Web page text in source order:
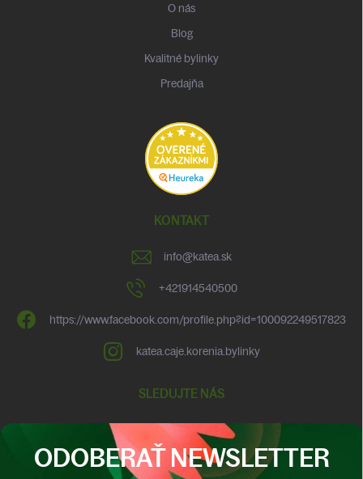
O nás
Blog
Kvalitné bylinky
Predajňa
KONTAKT
info@katea.sk
+421914540500
https://www.facebook.com/profile.php?id=100092249517823
katea.caje.korenia.bylinky
SLEDUJTE NÁS
ODOBERAŤ NEWSLETTER